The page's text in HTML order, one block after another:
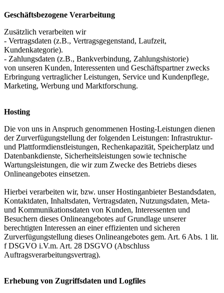
Geschäftsbezogene Verarbeitung
Zusätzlich verarbeiten wir
- Vertragsdaten (z.B., Vertragsgegenstand, Laufzeit,
Kundenkategorie).
- Zahlungsdaten (z.B., Bankverbindung, Zahlungshistorie)
von unseren Kunden, Interessenten und Geschäftspartner zwecks
Erbringung vertraglicher Leistungen, Service und Kundenpflege,
Marketing, Werbung und Marktforschung.
Hosting
Die von uns in Anspruch genommenen Hosting-Leistungen dienen
der Zurverfügungstellung der folgenden Leistungen: Infrastruktur-
und Plattformdienstleistungen, Rechenkapazität, Speicherplatz und
Datenbankdienste, Sicherheitsleistungen sowie technische
Wartungsleistungen, die wir zum Zwecke des Betriebs dieses
Onlineangebotes einsetzen.
Hierbei verarbeiten wir, bzw. unser Hostinganbieter Bestandsdaten,
Kontaktdaten, Inhaltsdaten, Vertragsdaten, Nutzungsdaten, Meta-
und Kommunikationsdaten von Kunden, Interessenten und
Besuchern dieses Onlineangebotes auf Grundlage unserer
berechtigten Interessen an einer effizienten und sicheren
Zurverfügungstellung dieses Onlineangebotes gem. Art. 6 Abs. 1 lit.
f DSGVO i.V.m. Art. 28 DSGVO (Abschluss
Auftragsverarbeitungsvertrag).
Erhebung von Zugriffsdaten und Logfiles